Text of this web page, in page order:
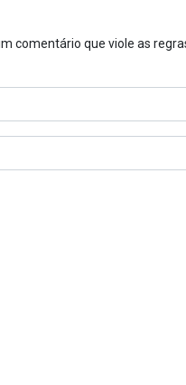
comentário que viole as